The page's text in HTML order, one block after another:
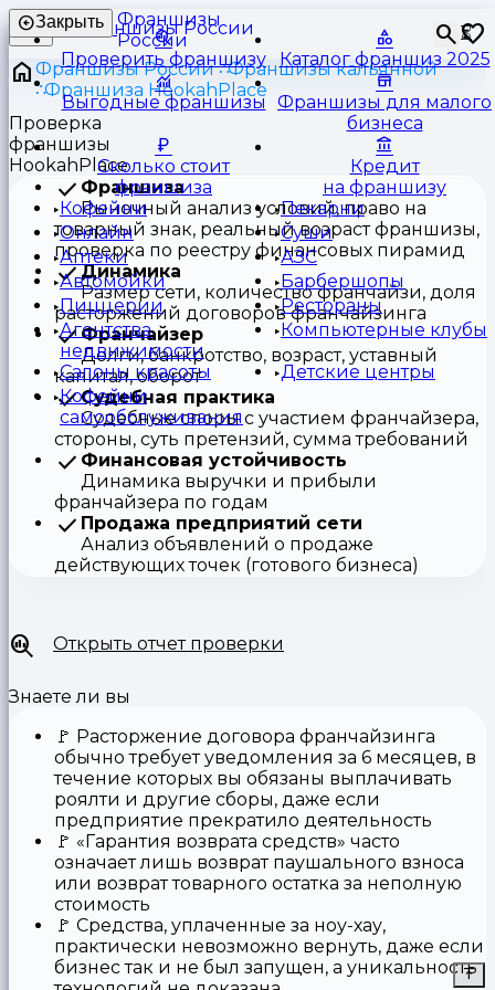
Франшизы
России
⏳
Закрыть
Проверить франшизу Каталог франшиз 2025
Выгодные франшизы Франшизы для малого
бизнеса
Сколько стоит
франшиза
Кредит
на франшизу
Кофейни
Пекарни
Онлайн
Суши
Аптеки
АЗС
Автомойки
Барбершопы
Пиццерии
Рестораны
Агентства
недвижимости
Компьютерные клубы
Салоны красоты
Детские центры
Кофейни
самообслуживания
Франшизы России
Франшизы кальянной
Франшиза HookahPlace
Проверка
франшизы
HookahPlace
Франшиза
Рыночный анализ условий, право на
товарный знак, реальный возраст франшизы,
проверка по реестру финансовых пирамид
Динамика
Размер сети, количество франчайзи, доля
расторжений договоров франчайзинга
Франчайзер
Долги, банкротство, возраст, уставный
капитал, оборот
Судебная практика
Судебные споры с участием франчайзера,
стороны, суть претензий, сумма требований
Финансовая устойчивость
Динамика выручки и прибыли
франчайзера по годам
Продажа предприятий сети
Анализ объявлений о продаже
действующих точек (готового бизнеса)
Открыть отчет проверки
Знаете ли вы
🚩 Расторжение договора франчайзинга
обычно требует уведомления за 6 месяцев, в
течение которых вы обязаны выплачивать
роялти и другие сборы, даже если
предприятие прекратило деятельность
🚩 «Гарантия возврата средств» часто
означает лишь возврат паушального взноса
или возврат товарного остатка за неполную
стоимость
🚩 Средства, уплаченные за ноу-хау,
практически невозможно вернуть, даже если
бизнес так и не был запущен, а уникальность